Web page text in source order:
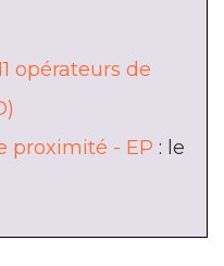
opérateurs de
proximité - EP : le